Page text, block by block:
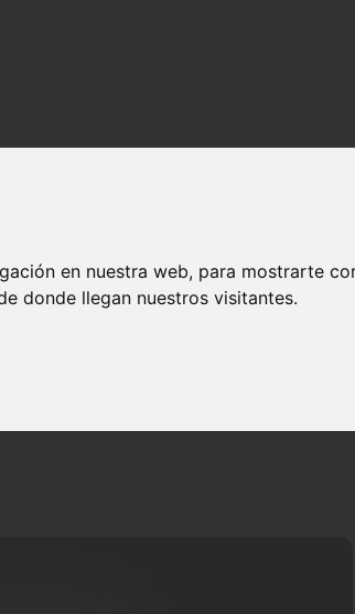
en nuestra web, para mostrarte
donde llegan nuestros visitantes.